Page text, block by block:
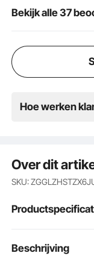
Bekijk alle 37
Hoe werken
Over dit
SKU:
Artikelmodelnum
mer
Beschrijving